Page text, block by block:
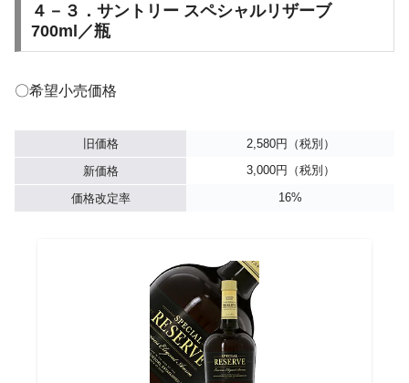
４－３．サントリー スペシャルリザーブ
700ml／瓶
〇希望小売価格
旧価格
2,580円（税別）
新価格
3,000円（税別）
価格改定率 16%